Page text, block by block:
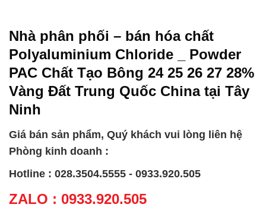
Nhà phân phối – bán hóa chất
Polyaluminium Chloride _ Powder
PAC Chất Tạo Bông 24 25 26 27 28%
Vàng Đất Trung Quốc China tại Tây
Ninh
Giá bán sản phẩm, Quý khách vui lòng liên hệ
Phòng kinh doanh :
Hotline : 028.3504.5555 - 0933.920.505
ZALO : 0933.920.505